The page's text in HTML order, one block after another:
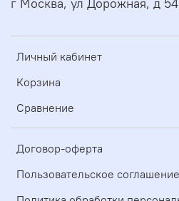
Личный кабинет
Корзина
Сравнение
Договор-оферта
Пользовательское соглашение
г Москва, ул Дорожная, д 54